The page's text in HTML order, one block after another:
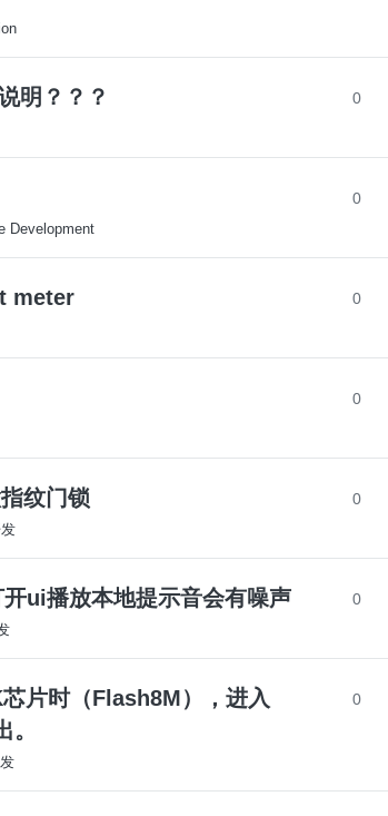
明？？？ 0
Development
0
meter 0
0
纹门锁 0
ui播放本地提示音会有噪声 0
片时（Flash8M），进入
0